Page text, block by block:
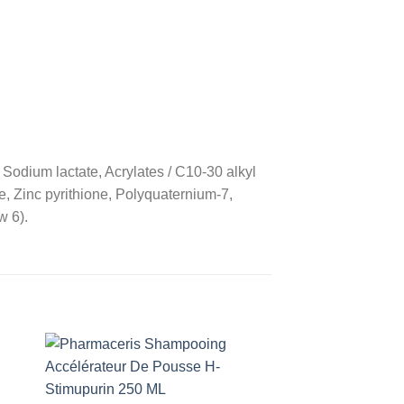
lactate, Acrylates / C10-30 alkyl
Zinc pyrithione, Polyquaternium-7,
6).